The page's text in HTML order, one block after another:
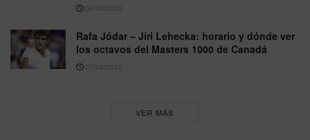
08/08/2026
Rafa Jódar – Jiri Lehecka: horario y dónde ver
los octavos del Masters 1000 de Canadá
07/08/2026
VER MÁS